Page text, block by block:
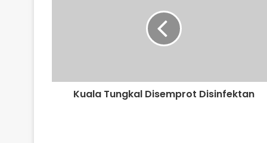
Kuala Tungkal Disemprot Disinfektan